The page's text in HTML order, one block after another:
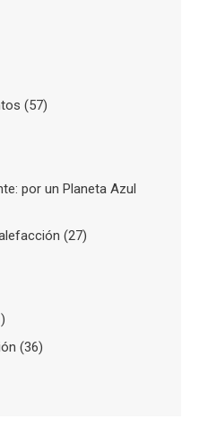
(57)
por un Planeta Azul
(27)
(36)